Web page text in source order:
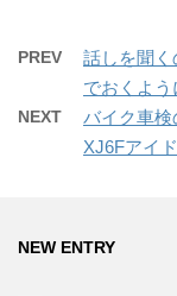
PREV
話しを聞
でおくよう
NEXT
バイク車検
XJ6Fアイ
NEW ENTRY